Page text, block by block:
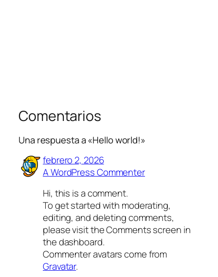
Comentarios
Una respuesta a «Hello world!»
febrero 2, 2026
A WordPress Commenter
Hi, this is a comment.
To get started with moderating,
editing, and deleting comments,
please visit the Comments screen in
the dashboard.
Commenter avatars come from
Gravatar.